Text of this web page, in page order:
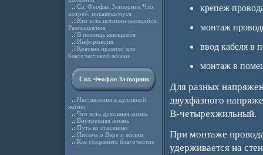
.: Св. Феофан Затворник Что
потреб. покаявшемуся
.: Кто есть истинно кающийся.
Размышления
.: В помощь кающимся
.: Информация
.: Краткое правило для
благочестивой жизни
Свт. Феофан Затворник
.: Наставления в духовной
жизни
.: Что есть духовная жизнь
.: Внутренняя жизнь
.: Путь ко спасению
.: Письма о Вере и жизни
.: Как сохранить благочестие
крепеж
монтаж
ввод кабеля в
монтаж в
Для разных
двухфазного
В-четырехжильный.
При монтаже
удерживается на